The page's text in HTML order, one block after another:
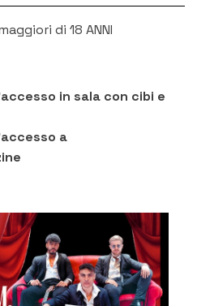
di 18 ANNI
in sala con cibi e
a